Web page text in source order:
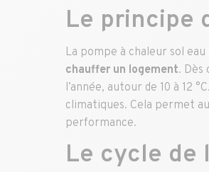
Le principe
La pompe à chaleur sol
chauffer un logement.
l’année, autour de 10 à 12
climatiques. Cela permet
performance.
Le cycle de